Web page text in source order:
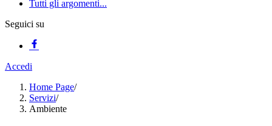
Tutti gli argomenti...
Seguici su
Accedi
Home Page/
Servizi/
Ambiente